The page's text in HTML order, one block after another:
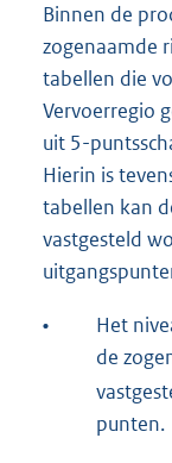
Binnen de
zogenaamde
tabellen die
Vervoerregio
uit 5-
Hierin is
tabellen kan
vastgesteld
•
Het
de
punten.